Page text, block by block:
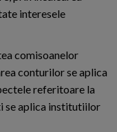
interesele
comisoanelor
conturilor se aplica
referitoare la
se aplica institutiilor